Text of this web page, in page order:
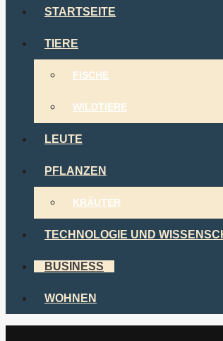
STARTSEITE
TIERE
FISCHE
WILDTIERE
LEUTE
PFLANZEN
KRÄUTER
TECHNOLOGIE UND
BUSINESS
WOHNEN